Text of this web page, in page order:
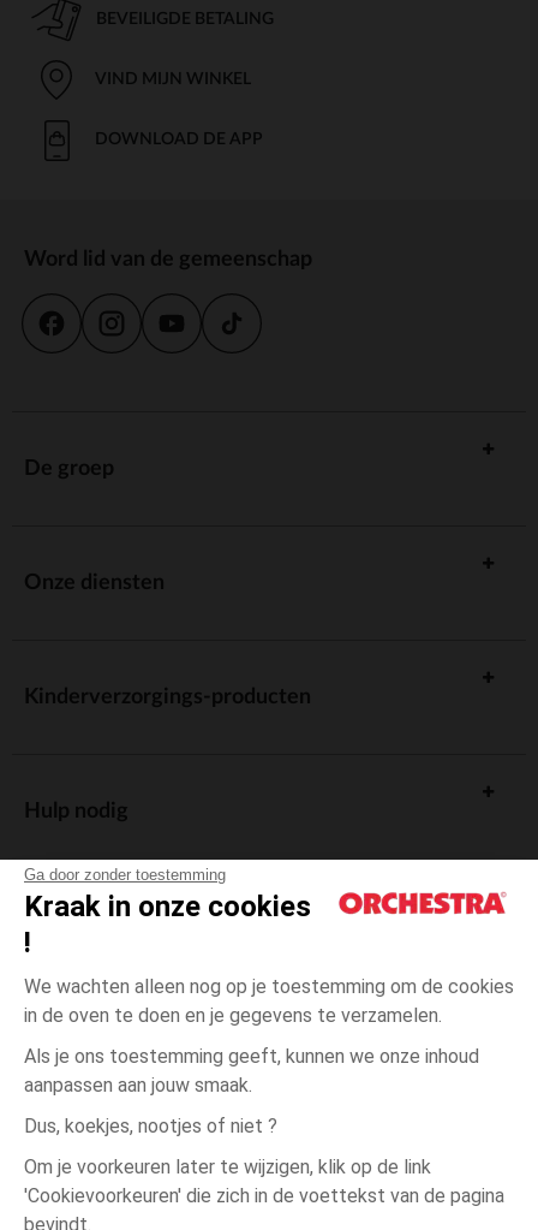
Ga door zonder toestemming
Kraak in onze cookies
!
We wachten alleen nog op je toestemming om de cookies
in de oven te doen en je gegevens te verzamelen.
Als je ons toestemming geeft, kunnen we onze inhoud
aanpassen aan jouw smaak.
Dus, koekjes, nootjes of niet ?
Om je voorkeuren later te wijzigen, klik op de link
'Cookievoorkeuren' die zich in de voettekst van de pagina
bevindt.
Ecru Ecru
35-
BEVEILIGDE BETALING
VIND MIJN WINKEL
DOWNLOAD DE APP
Word lid van de gemeenschap
De groep
Onze diensten
Kinderverzorgings-producten
Hulp nodig
Algemene verkoopsvoorwaarden
Wettelijke bepalingen
Persoonsgegevens